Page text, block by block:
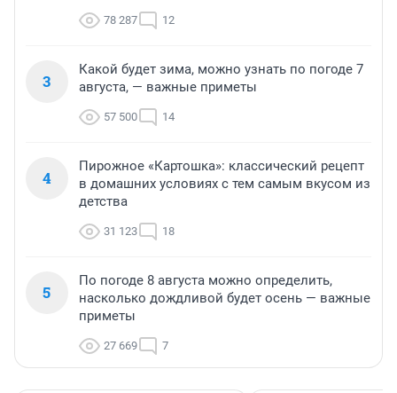
78 287 12
3
Какой будет зима, можно узнать по погоде 7
августа, — важные приметы
57 500 14
4
Пирожное «Картошка»: классический рецепт
в домашних условиях с тем самым вкусом из
детства
31 123 18
5
По погоде 8 августа можно определить,
насколько дождливой будет осень — важные
приметы
27 669 7